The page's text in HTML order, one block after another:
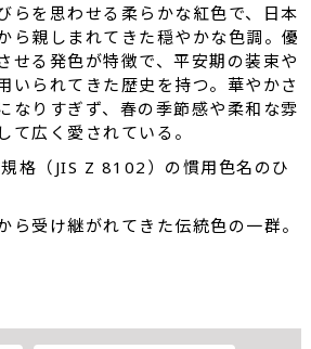
らを思わせる柔らかな紅色で、日本
ら親しまれてきた穏やかな色調。優
せる発色が特徴で、平安期の装束や
いられてきた歴史を持つ。華やかさ
なりすぎず、春の季節感や柔和な雰
て広く愛されている。
格（JIS Z 8102）の慣用色名のひ
ら受け継がれてきた伝統色の一群。